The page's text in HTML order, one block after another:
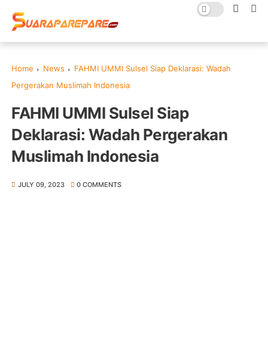
Home News
FAHMI UMMI Sulsel Siap Deklarasi: Wadah
Pergerakan Muslimah Indonesia
FAHMI UMMI Sulsel Siap
Deklarasi: Wadah Pergerakan
Muslimah Indonesia
JULY 09, 2023 0 COMMENTS